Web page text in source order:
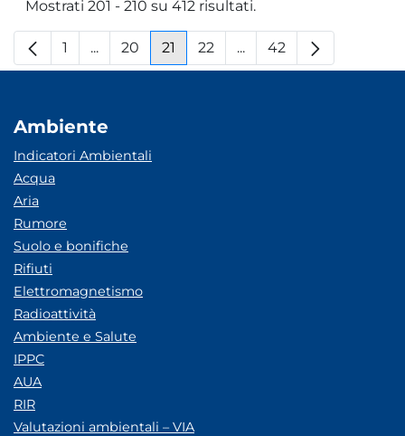
Mostrati 201 - 210 su 412 risultati.
Pagina
1 ...Pagine intermedie
Pagina
20 Pagina
21 Pagina
22 ...Pagine intermedie
Pagina
42
Ambiente
Indicatori Ambientali
Acqua
Aria
Rumore
Suolo e bonifiche
Rifiuti
Elettromagnetismo
Radioattività
Ambiente e Salute
IPPC
AUA
RIR
Valutazioni ambientali – VIA